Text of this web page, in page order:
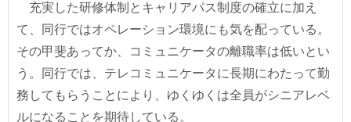
充実した研修体制とキャリアパス制度の確立に加え
て、同行ではオペレーション環境にも気を配っている。
その甲斐あってか、コミュニケータの離職率は低いとい
う。同行では、テレコミュニケータに長期にわたって勤
務してもらうことにより、ゆくゆくは全員がシニアレベ
ルになることを期待している。